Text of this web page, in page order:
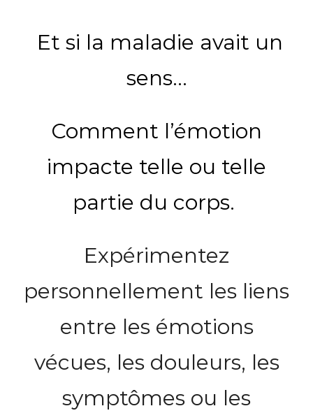
Et si la maladie avait un
sens…
Comment l’émotion
impacte telle ou telle
partie du corps.
Expérimentez
personnellement les liens
entre les émotions
vécues, les douleurs, les
symptômes ou les